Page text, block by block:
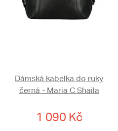
Dámská kabelka do ruky
černá - Maria C Shaila
1 090 Kč